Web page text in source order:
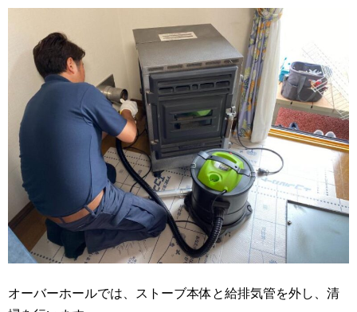
オーバーホールでは、ストーブ本体と給排気管を外し、清